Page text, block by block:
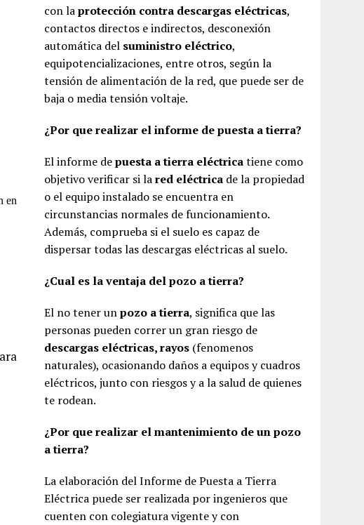
en
con laprotección contra descargas eléctricas,
contactos directos e indirectos, desconexión
automática del suministro eléctrico,
equipotencializaciones, entre otros, según la
tensión de alimentación de la red, que puede ser de
baja o media tensión voltaje.
¿Por que realizar el informe de puesta a tierra?
El informe depuesta a tierra eléctricatiene como
objetivo verificar si lared eléctrica de la propiedad
o el equipo instalado se encuentra en
circunstancias normales de funcionamiento.
Además, comprueba si el suelo es capaz de
dispersar todas las descargas eléctricas al suelo.
¿Cual es la ventaja del pozo a tierra?
El no tener unpozo a tierra, significa que las
personas pueden correr un gran riesgo de
descargas eléctricas, rayos (fenomenos
naturales), ocasionando daños a equipos y cuadros
eléctricos, junto con riesgos y a la salud de quienes
te rodean.
¿Por que realizar el mantenimiento de un pozo
a tierra?
La elaboración del Informe de Puesta a Tierra
Eléctrica puede ser realizada por ingenieros que
cuenten con colegiatura vigente y con